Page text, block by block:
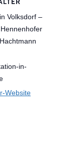
Volksdorf –
in-
Website